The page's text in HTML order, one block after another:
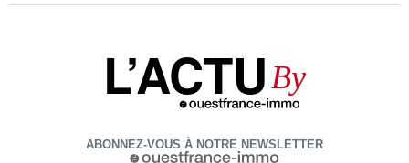
L’ACTU By
ABONNEZ-VOUS À NOTRE NEWSLETTER